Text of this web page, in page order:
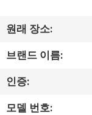
우
리
에
원래 장소:
브랜드 이름:
인증:
모델 번호: